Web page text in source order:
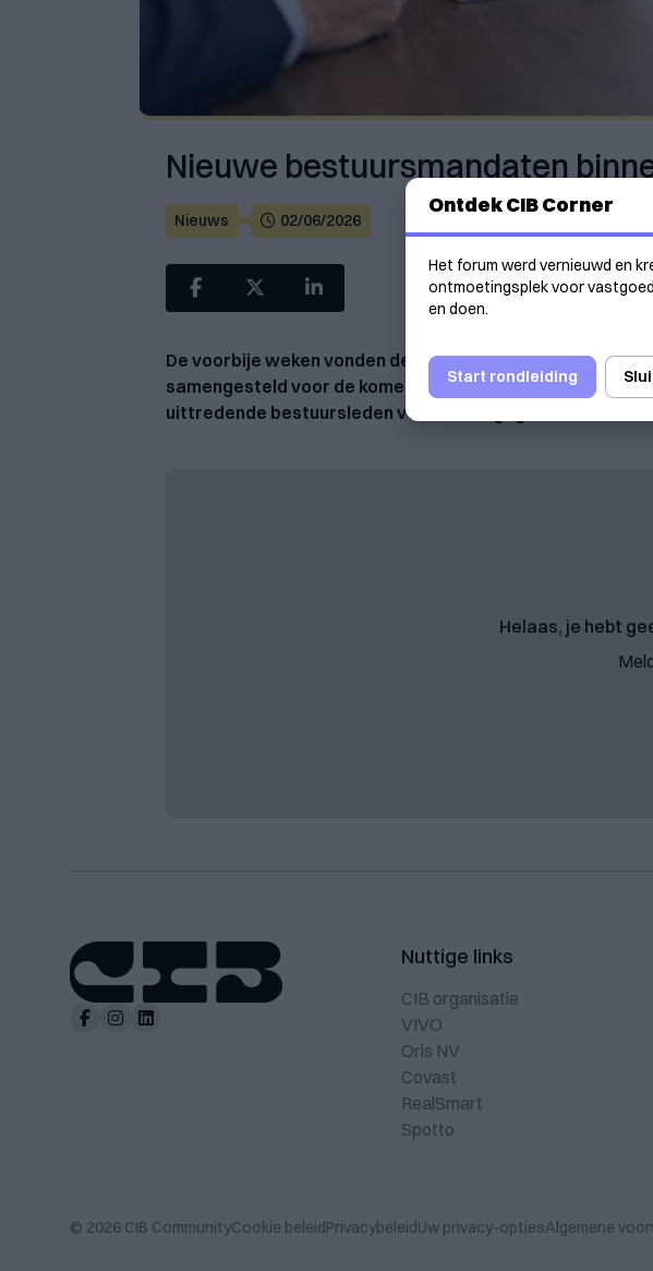
Nieuwe bestuursmandaten
Nieuws 02/06/2026
De voorbije weken vonden de bestuurdersverkiezingen
samengesteld voor de komende bestuursperiode. We
uittredende bestuursleden voor hun engagement.
Helaas, je hebt
Nuttige links
CIB organisatie
VIVO
Oris NV
Covast
RealSmart
Spotto
© 2026 CIB CommunityCookie beleidPrivacybeleidUw privacy-optiesAlgemene
Ontdek CIB Corner
Het forum werd vernieuwd en
ontmoetingsplek voor
en doen.
Start rondleiding